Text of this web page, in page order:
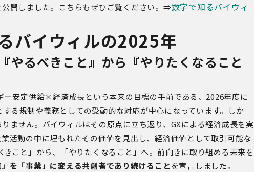
開しました。こちらもぜひご覧ください。⇒数字で知るバイウィ
バイウィルの2025年
やるべきこと』から『やりたくなること
安定供給×経済成長という本来の目標の手前である、 2026年度に
する規制や義務としての受動的な対応が中心になっています。しか
ません。バイウィルはその原点に立ち返り、 GXによる経済成長を実
活動の中に埋もれたその価値を見出し、経済価値として取引可能な
きこと」から、「やりたくなること」へ。前向きに取り組める未来を
」を「事業」に変える共創者であり続けることを宣言しました。